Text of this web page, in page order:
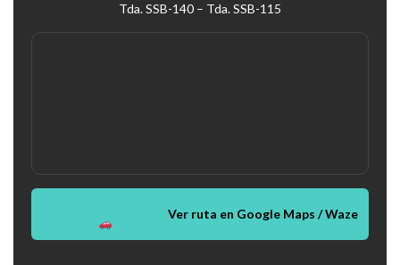
Tda. SSB-140 – Tda. SSB-115
Ver ruta en Google Maps / Waze